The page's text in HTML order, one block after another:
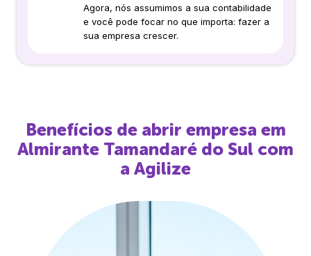
Agora, nós assumimos a sua contabilidade
e você pode focar no que importa: fazer a
sua empresa crescer.
Benefícios de abrir empresa em
Almirante Tamandaré do Sul com
a Agilize